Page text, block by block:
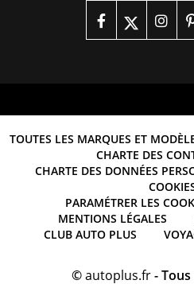
TOUTES LES MARQUES ET
CHARTE DES
CHARTE DES DONNÉES
PARAMÉTRER LES
MENTIONS LÉGALES
CLUB AUTO PLUS
©autoplus.fr- Tous